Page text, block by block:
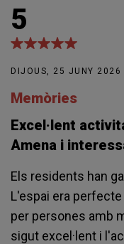
5
DIJOUS, 25 JUNY 2026
Memòries
Excel·lent
Amena i
Els residents han
L'espai era
per persones amb
sigut excel·lent i